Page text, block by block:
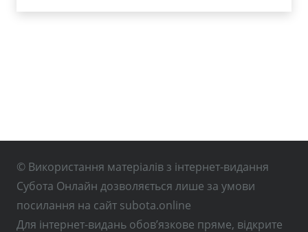
© Використання матеріалів з інтернет-видання
Субота Онлайн дозволяється лише за умови
посилання на сайт subota.online
Для інтернет-видань обов’язкове пряме, відкрите